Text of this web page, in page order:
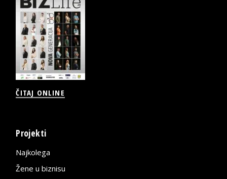
ČITAJ ONLINE
Projekti
Najkolega
Žene u biznisu